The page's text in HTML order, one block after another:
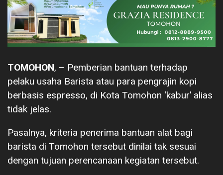
TOMOHON, – Pemberian bantuan terhadap
pelaku usaha Barista atau para pengrajin kopi
berbasis espresso, di Kota Tomohon ‘kabur’ alias
tidak jelas.
Pasalnya, kriteria penerima bantuan alat bagi
barista di Tomohon tersebut dinilai tak sesuai
dengan tujuan perencanaan kegiatan tersebut.